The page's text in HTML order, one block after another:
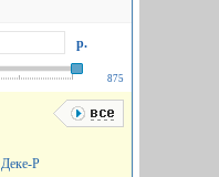
р.
875
Деке-Р